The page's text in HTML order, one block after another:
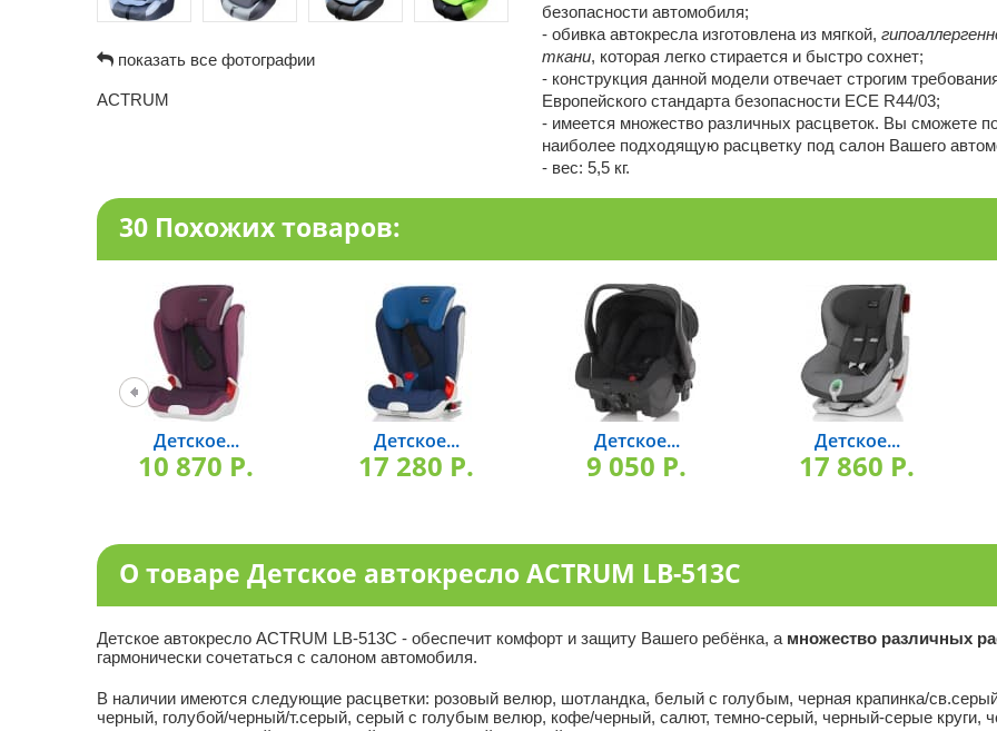
показать все фотографии
ACTRUM
безопасности автомобиля;
- обивка автокресла изготовлена из мягкой,
ткани, которая легко стирается и быстро сохнет;
- конструкция данной модели отвечает строгим
Европейского стандарта безопасности ЕСЕ R44/03;
- имеется множество различных расцветок. Вы сможете
наиболее подходящую расцветку под салон Вашего
- вес: 5,5 кг.
30 Похожих товаров:
Детское...
10 870 P.
Детское...
17 280 P.
Детское...
9 050 P.
Детское...
17 860 P.
О товаре Детское автокресло ACTRUM LB-513C
Детское автокресло ACTRUM LB-513C - обеспечит комфорт и защиту Вашего ребёнка, а множество различных
гармонически сочетаться с салоном автомобиля.
В наличии имеются следующие расцветки: розовый велюр, шотландка, белый с голубым, черная крапинка/
черный, голубой/черный/т.серый, серый с голубым велюр, кофе/черный, салют, темно-серый, черный-серые круги,